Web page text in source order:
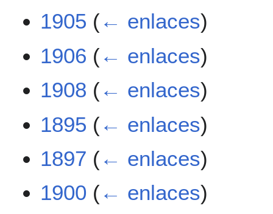
1905 (← enlaces)
1906 (← enlaces)
1908 (← enlaces)
1895 (← enlaces)
1897 (← enlaces)
1900 (← enlaces)